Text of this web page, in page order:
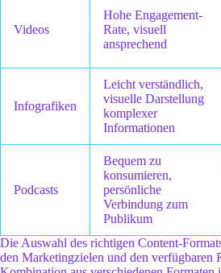
Videos
Hohe Engagement-
Rate, visuell
ansprechend
Infografiken
Leicht verständlich,
visuelle Darstellung
komplexer
Informationen
Podcasts
Bequem zu
konsumieren,
persönliche
Verbindung zum
Publikum
Die Auswahl des richtigen Content-
den Marketingzielen und den verfügbaren